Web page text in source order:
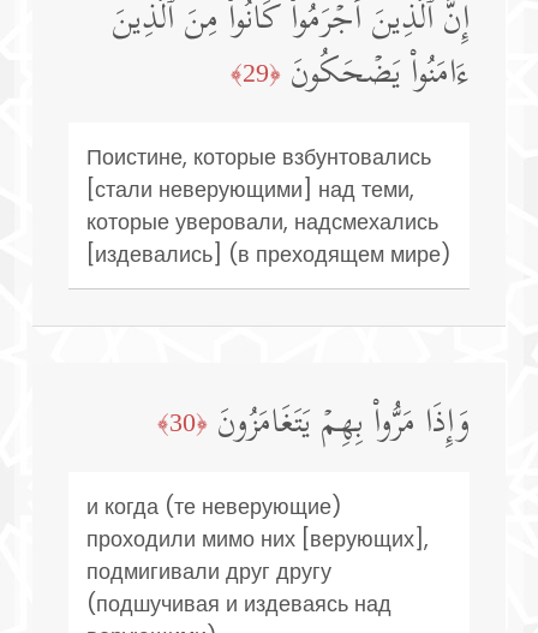
إِنَّ ٱلَّذِینَ أَجۡرَمُوا۟ كَانُوا۟ مِنَ ٱلَّذِینَ
ءَامَنُوا۟ یَضۡحَكُونَ ﴿29﴾
Поистине, которые взбунтовались
[стали неверующими] над теми,
которые уверовали, надсмехались
[издевались] (в преходящем мире)
وَإِذَا مَرُّوا۟ بِهِمۡ یَتَغَامَزُونَ ﴿30﴾
и когда (те неверующие)
проходили мимо них [верующих],
подмигивали друг другу
(подшучивая и издеваясь над